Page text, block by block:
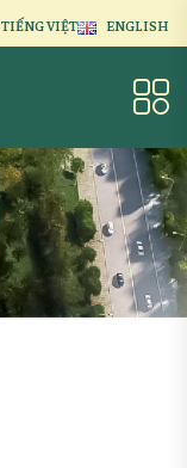
TIẾNG VIỆT ENGLISH